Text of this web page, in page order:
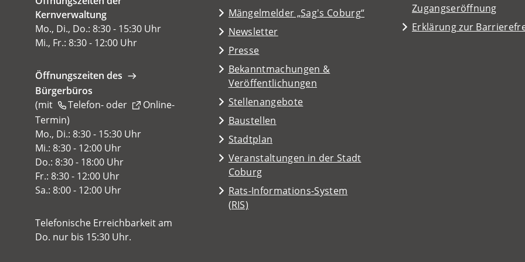
Kernverwaltung
Mo., Di., Do.: 8:30 - 15:30 Uhr
Mi., Fr.: 8:30 - 12:00 Uhr
Öffnungszeiten des
Bürgerbüros
(mit
Telefon- oder
Online-
Termin
(Öffnet
in
einem
neuen
Tab)
)
Mo., Di.: 8:30 - 15:30 Uhr
Mi.: 8:30 - 12:00 Uhr
Do.: 8:30 - 18:00 Uhr
Fr.: 8:30 - 12:00 Uhr
Sa.: 8:00 - 12:00 Uhr
Telefonische Erreichbarkeit am
Do. nur bis 15:30 Uhr.
neuen
Tab)
Mängelmelder „Sag's Coburg“
(Öffnet
in
neuen
Tab)
Newsletter
Presse
Bekanntmachungen &
Veröffentlichungen
Stellenangebote
Baustellen
Stadtplan
(Öffnet
in
einem
Tab)
Veranstaltungen in der Stadt
Coburg
(Öffnet
in
einem
neuen
Rats-Informations-System
(RIS)
(Öffnet
Zugangseröffnung
Erklärung zur